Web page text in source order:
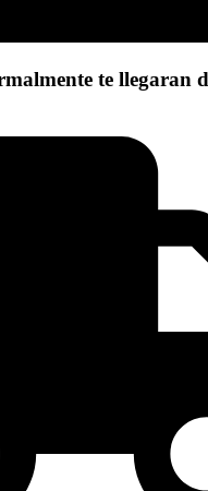
te llegaran